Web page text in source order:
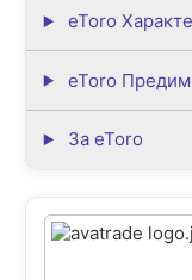
eToro
eToro
За eToro